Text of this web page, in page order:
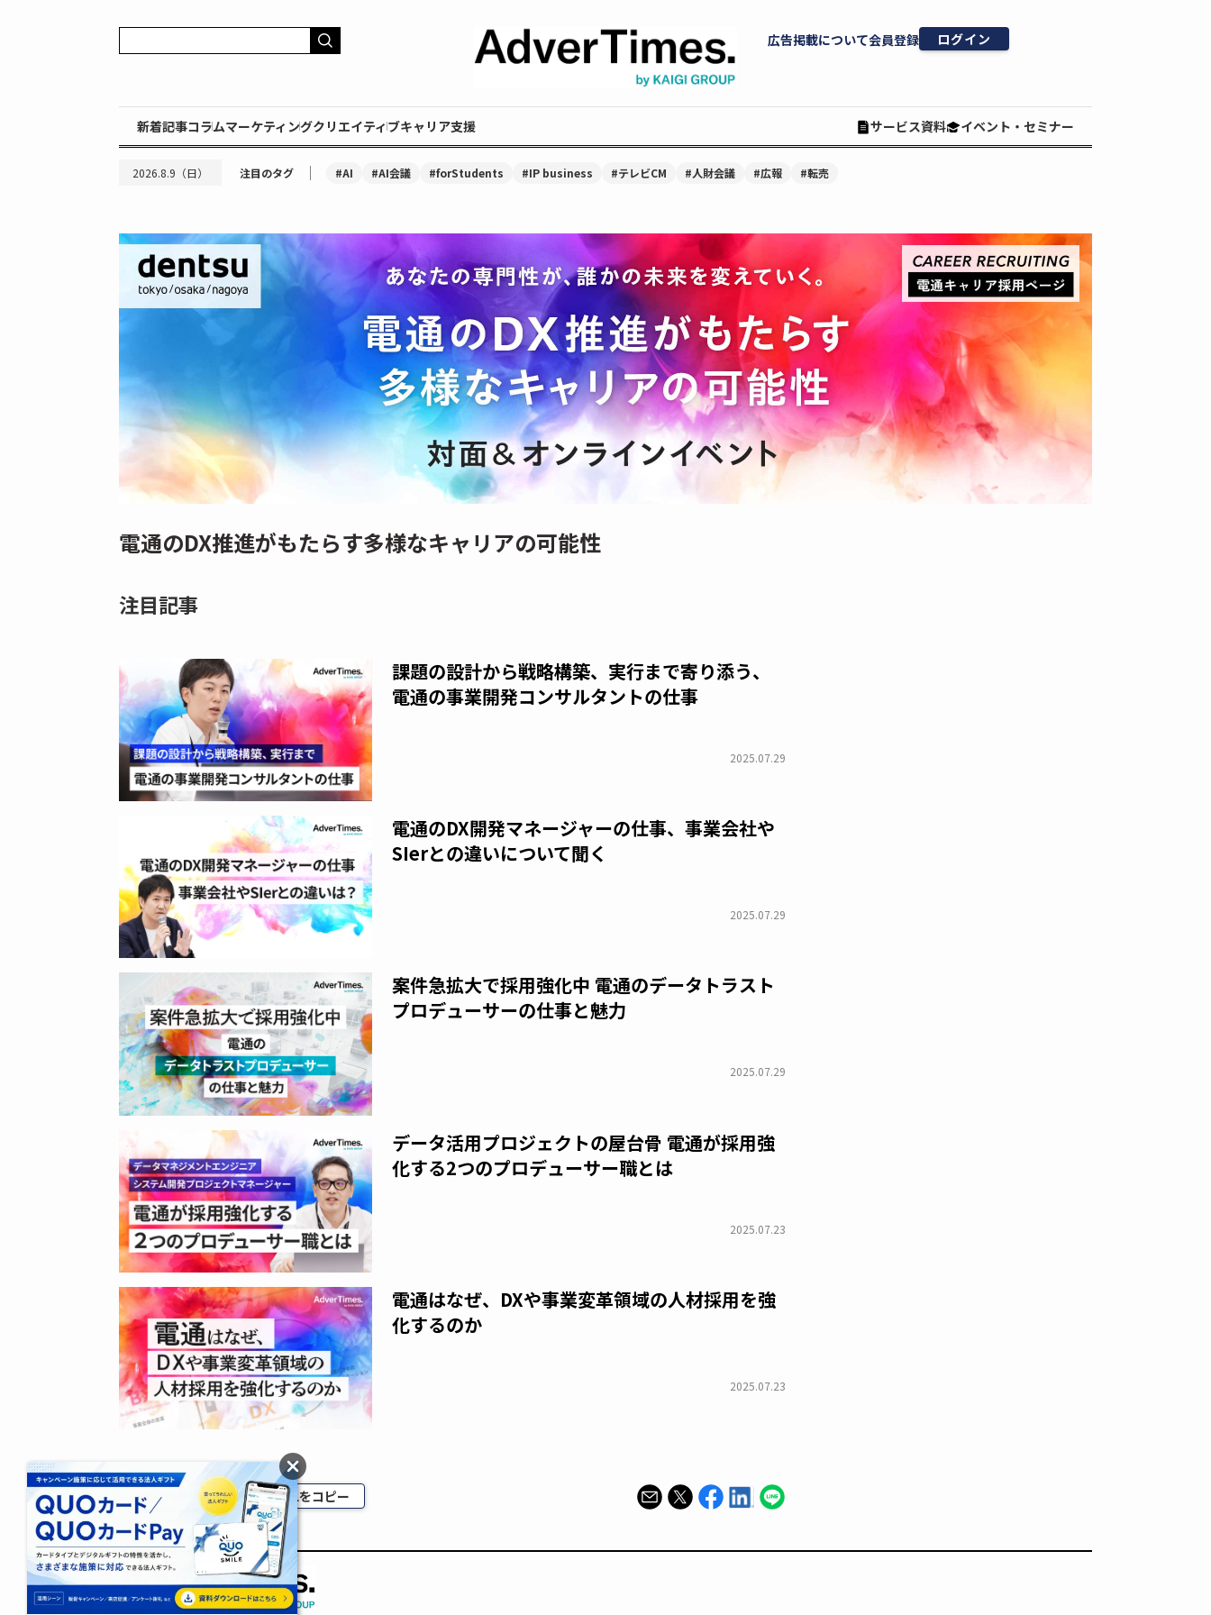
広告掲載について会員登録 ログイン
新着記事コラムマーケティングクリエイティブキャリア支援 サービス資料 イベント・セミナー
2026.8.9（日） 注目のタグ ｜ #AI #AI会議 #forStudents #IP business #テレビCM #人財会議 #広報 #転売
電通のDX推進がもたらす多様なキャリアの可能性
注目記事
課題の設計から戦略構築、実行まで寄り添う、
電通の事業開発コンサルタントの仕事
2025.07.29
電通のDX開発マネージャーの仕事、事業会社や
SIerとの違いについて聞く
2025.07.29
案件急拡大で採用強化中 電通のデータトラスト
プロデューサーの仕事と魅力
2025.07.29
データ活用プロジェクトの屋台骨 電通が採用強
化する2つのプロデューサー職とは
2025.07.23
電通はなぜ、DXや事業変革領域の人材採用を強
化するのか
2025.07.23
印刷 / PDF URLをコピー